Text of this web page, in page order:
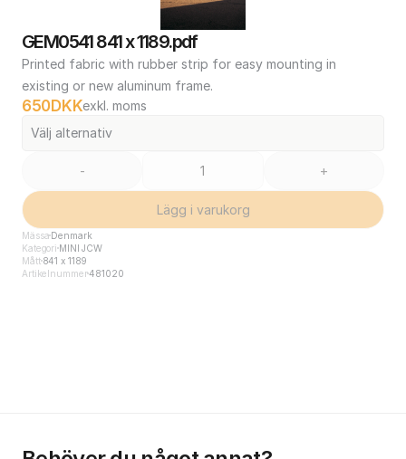
GEM0541 841 x 1189.pdf
Printed fabric with rubber strip for easy mounting in
existing or new aluminum frame.
650DKKexkl. moms
Välj alternativ
- +
Lägg i varukorg
Mässa Denmark
Kategori MINI JCW
Mått841 x 1189
Artikelnummer481020